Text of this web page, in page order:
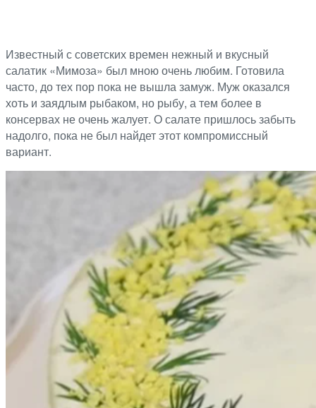
Известный с советских времен нежный и вкусный
салатик «Мимоза» был мною очень любим. Готовила
часто, до тех пор пока не вышла замуж. Муж оказался
хоть и заядлым рыбаком, но рыбу, а тем более в
консервах не очень жалует. О салате пришлось забыть
надолго, пока не был найдет этот компромиссный
вариант.